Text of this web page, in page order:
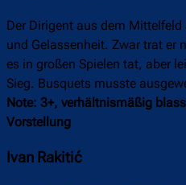
Der Dirigent aus dem
und Gelassenheit. Zwar trat er
es in großen Spielen tat, aber
Sieg. Busquets musste
Note: 3+, verhältnismäßig
Vorstellung
Ivan Rakitić